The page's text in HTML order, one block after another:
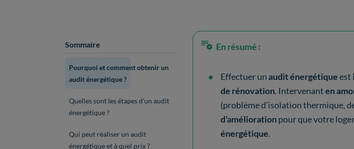
Sommaire
Pourquoi et comment obtenir un
audit énergétique ?
Quelles sont les étapes d’un audit
énergétique ?
Qui peut réaliser un audit
énergétique et à quel prix ?
En résumé :
Effectuer unaudit énergétiqueest
de rénovation. Intervenanten
(problème d’isolation thermique,
d’améliorationpour que votre
énergétique.